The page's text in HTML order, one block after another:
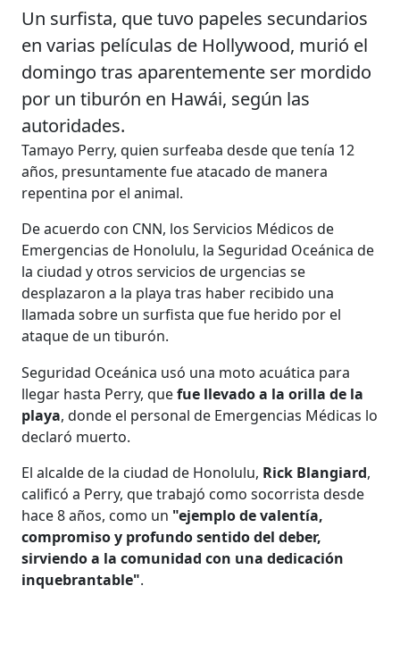
Un surfista, que tuvo papeles secundarios
en varias películas de Hollywood, murió el
domingo tras aparentemente ser mordido
por un tiburón en Hawái, según las
autoridades.
Tamayo Perry, quien surfeaba desde que tenía 12
años, presuntamente fue atacado de manera
repentina por el animal.
De acuerdo con CNN, los Servicios Médicos de
Emergencias de Honolulu, la Seguridad Oceánica de
la ciudad y otros servicios de urgencias se
desplazaron a la playa tras haber recibido una
llamada sobre un surfista que fue herido por el
ataque de un tiburón.
Seguridad Oceánica usó una moto acuática para
llegar hasta Perry, quefue llevado a la orilla de la
playa, donde el personal de Emergencias Médicas lo
declaró muerto.
El alcalde de la ciudad de Honolulu, Rick Blangiard,
calificó a Perry, que trabajó como socorrista desde
hace 8 años, como un "ejemplo de valentía,
compromiso y profundo sentido del deber,
sirviendo a la comunidad con una dedicación
inquebrantable".